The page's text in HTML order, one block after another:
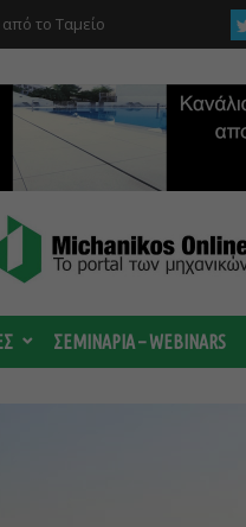
για το Data
ΣΕΜΙΝΑΡΙΑ – WEBINARS